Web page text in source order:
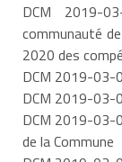
DCM 2019-
communauté
2020 des
DCM 2019-03-
DCM 2019-03-
DCM 2019-03-
de la Commune